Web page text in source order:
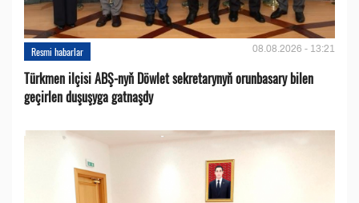
Resmi habarlar 08.08.2026 - 13:21
Türkmen ilçisi ABŞ-nyň Döwlet sekretarynyň orunbasary bilen
geçirlen duşuşyga gatnaşdy